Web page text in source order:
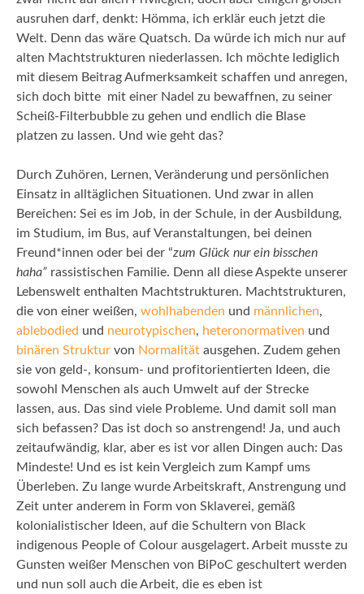
ausruhen darf, denkt: Hömma, ich erklär euch jetzt die
Welt. Denn das wäre Quatsch. Da würde ich mich nur auf
alten Machtstrukturen niederlassen. Ich möchte lediglich
mit diesem Beitrag Aufmerksamkeit schaffen und anregen,
sich doch bitte mit einer Nadel zu bewaffnen, zu seiner
Scheiß-Filterbubble zu gehen und endlich die Blase
platzen zu lassen. Und wie geht das?
Durch Zuhören, Lernen, Veränderung und persönlichen
Einsatz in alltäglichen Situationen. Und zwar in allen
Bereichen: Sei es im Job, in der Schule, in der Ausbildung,
im Studium, im Bus, auf Veranstaltungen, bei deinen
Freund*innen oder bei der “zum Glück nur ein bisschen
haha” rassistischen Familie. Denn all diese Aspekte unserer
Lebenswelt enthalten Machtstrukturen. Machtstrukturen,
die von einer weißen, wohlhabenden und männlichen,
ablebodied und neurotypischen, heteronormativen und
binären Struktur von Normalität ausgehen. Zudem gehen
sie von geld-, konsum- und profitorientierten Ideen, die
sowohl Menschen als auch Umwelt auf der Strecke
lassen, aus. Das sind viele Probleme. Und damit soll man
sich befassen? Das ist doch so anstrengend! Ja, und auch
zeitaufwändig, klar, aber es ist vor allen Dingen auch: Das
Mindeste! Und es ist kein Vergleich zum Kampf ums
Überleben. Zu lange wurde Arbeitskraft, Anstrengung und
Zeit unter anderem in Form von Sklaverei, gemäß
kolonialistischer Ideen, auf die Schultern von Black
indigenous People of Colour ausgelagert. Arbeit musste zu
Gunsten weißer Menschen von BiPoC geschultert werden
und nun soll auch die Arbeit, die es eben ist